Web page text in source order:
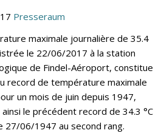
Presseraum
maximale journalière de 35.4
le 22/06/2017 à la station
de Findel-Aéroport, constitue
record de température maximale
un mois de juin depuis 1947,
le précédent record de 34.3 °C
27/06/1947 au second rang.